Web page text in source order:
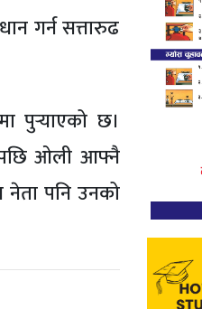
गर्न सत्तारुढ
पुर्‍याएको छ।
ओली आफ्नै
नेता पनि उनको